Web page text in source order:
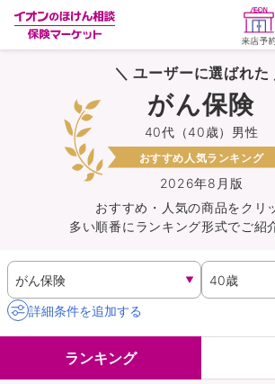
ランキングから探す
保険を比較する
保険会社から探す
イオンカード会員さま専
キャンペーン一覧
イオングループ従業員
＼ ユーザーに選ばれた
2026年8月版
40代（40歳）男性
がん保険
おすすめ人気ランキング
おすすめ・人気の商品をクリ
多い順番にランキング形式でご紹
詳細条件を追加する
ランキング